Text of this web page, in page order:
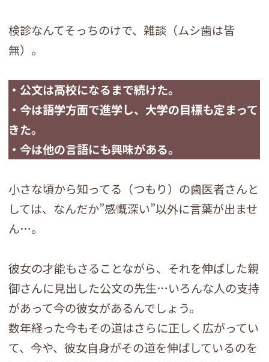
検診なんてそっちのけで、雑談（ムシ歯は皆
無）。
・公文は高校になるまで続けた。
・今は語学方面で進学し、大学の目標も定まって
きた。
・今は他の言語にも興味がある。
小さな頃から知ってる（つもり）の歯医者さんと
しては、なんだか”感慨深い”以外に言葉が出ませ
ん…。
彼女の才能もさることながら、それを伸ばした親
御さんに見出した公文の先生…いろんな人の支持
があって今の彼女があるんでしょう。
数年経った今もその道はさらに正しく広がってい
て、今や、彼女自身がその道を伸ばしているのを